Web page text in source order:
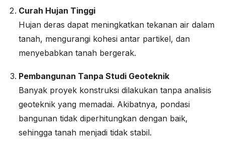
Curah Hujan Tinggi
Hujan deras dapat meningkatkan tekanan air dalam
tanah, mengurangi kohesi antar partikel, dan
menyebabkan tanah bergerak.
Pembangunan Tanpa Studi Geoteknik
Banyak proyek konstruksi dilakukan tanpa analisis
geoteknik yang memadai. Akibatnya, pondasi
bangunan tidak diperhitungkan dengan baik,
sehingga tanah menjadi tidak stabil.